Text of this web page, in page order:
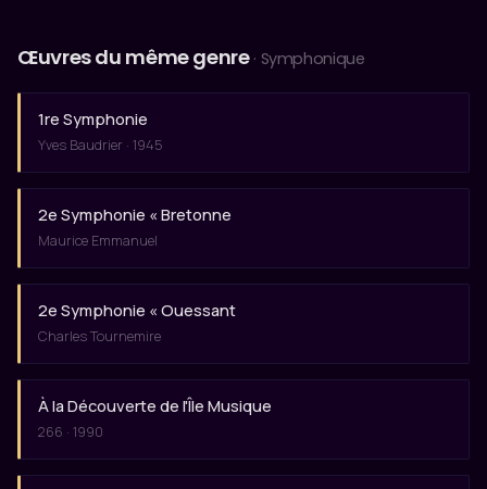
Œuvres du même genre · Symphonique
1re Symphonie
Yves Baudrier · 1945
2e Symphonie « Bretonne
Maurice Emmanuel
2e Symphonie « Ouessant
Charles Tournemire
À la Découverte de l'Île Musique
266 · 1990